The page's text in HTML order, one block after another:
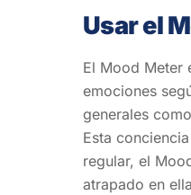
Usar el
El Mood Meter
emociones
generales
Esta
regular, el
atrapado en